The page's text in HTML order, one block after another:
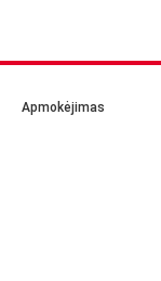
Apmokėjimas